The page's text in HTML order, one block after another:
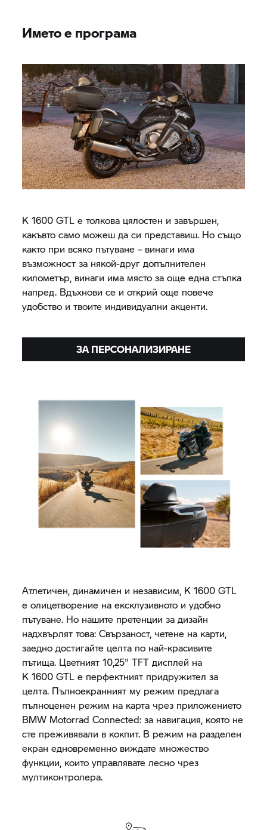
Името е програма
K 1600 GTL е толкова цялостен и завършен,
какъвто само можеш да си представиш. Но също
както при всяко пътуване – винаги има
възможност за някой-друг допълнителен
километър, винаги има място за още една стъпка
напред. Вдъхнови се и открий още повече
удобство и твоите индивидуални акценти.
ЗА ПЕРСОНАЛИЗИРАНЕ
Атлетичен, динамичен и независим, K 1600 GTL
е олицетворение на ексклузивното и удобно
пътуване. Но нашите претенции за дизайн
надхвърлят това: Свързаност, четене на карти,
заедно достигайте целта по най-красивите
пътища. Цветният 10,25" TFT дисплей на
K 1600 GTL е перфектният придружител за
целта. Пълноекранният му режим предлага
пълноценен режим на карта чрез приложението
BMW Motorrad Connected: за навигация, която не
сте преживявали в кокпит. В режим на разделен
екран едновременно виждате множество
функции, които управлявате лесно чрез
мултиконтролера.